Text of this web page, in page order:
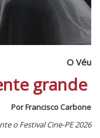
O Véu
grande
Por Francisco Carbone
o Festival Cine-PE 2026